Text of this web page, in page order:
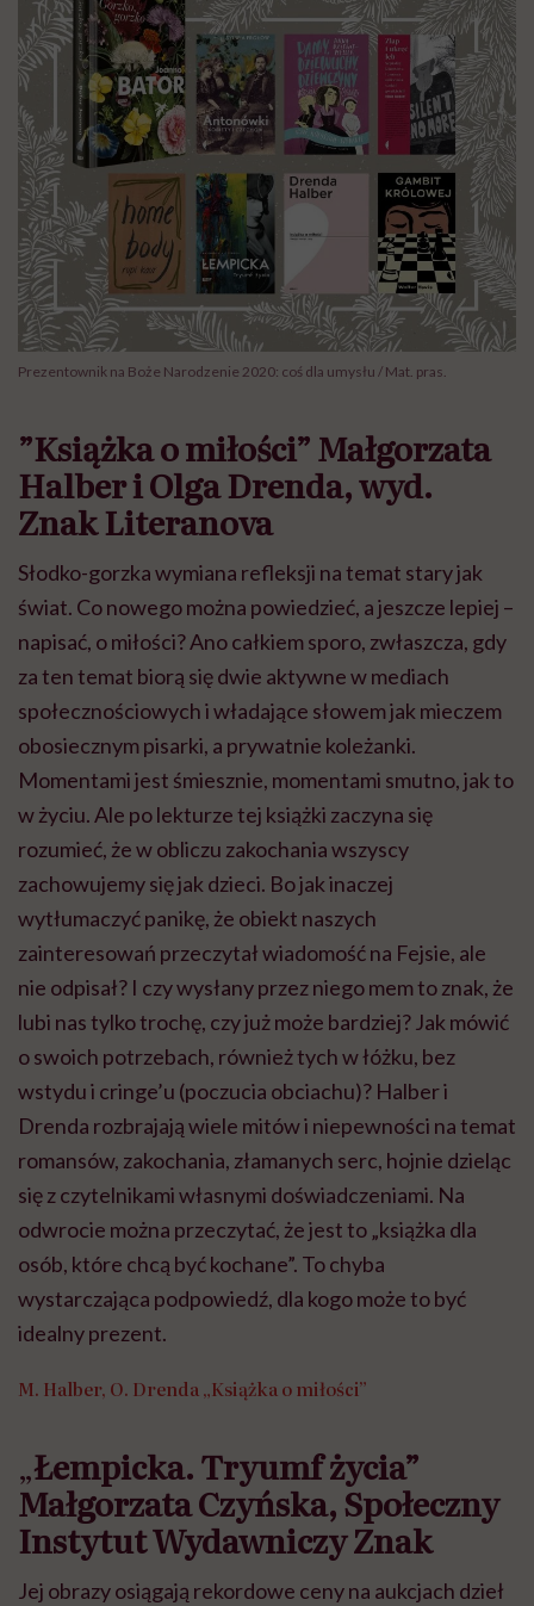
Prezentownik na Boże Narodzenie 2020: coś dla umysłu / Mat. pras.
”Książka o miłości” Małgorzata
Halber i Olga Drenda, wyd.
Znak Literanova
Słodko-gorzka wymiana refleksji na temat stary jak
świat. Co nowego można powiedzieć, a jeszcze lepiej –
napisać, o miłości? Ano całkiem sporo, zwłaszcza, gdy
za ten temat biorą się dwie aktywne w mediach
społecznościowych i władające słowem jak mieczem
obosiecznym pisarki, a prywatnie koleżanki.
Momentami jest śmiesznie, momentami smutno, jak to
w życiu. Ale po lekturze tej książki zaczyna się
rozumieć, że w obliczu zakochania wszyscy
zachowujemy się jak dzieci. Bo jak inaczej
wytłumaczyć panikę, że obiekt naszych
zainteresowań przeczytał wiadomość na Fejsie, ale
nie odpisał? I czy wysłany przez niego mem to znak, że
lubi nas tylko trochę, czy już może bardziej? Jak mówić
o swoich potrzebach, również tych w łóżku, bez
wstydu i cringe’u (poczucia obciachu)? Halber i
Drenda rozbrajają wiele mitów i niepewności na temat
romansów, zakochania, złamanych serc, hojnie dzieląc
się z czytelnikami własnymi doświadczeniami. Na
odwrocie można przeczytać, że jest to „książka dla
osób, które chcą być kochane”. To chyba
wystarczająca podpowiedź, dla kogo może to być
idealny prezent.
M. Halber, O. Drenda „Książkao miłości”
„Łempicka. Tryumf życia”
Małgorzata Czyńska, Społeczny
Instytut Wydawniczy Znak
Jej obrazy osiągają rekordowe ceny na aukcjach dzieł